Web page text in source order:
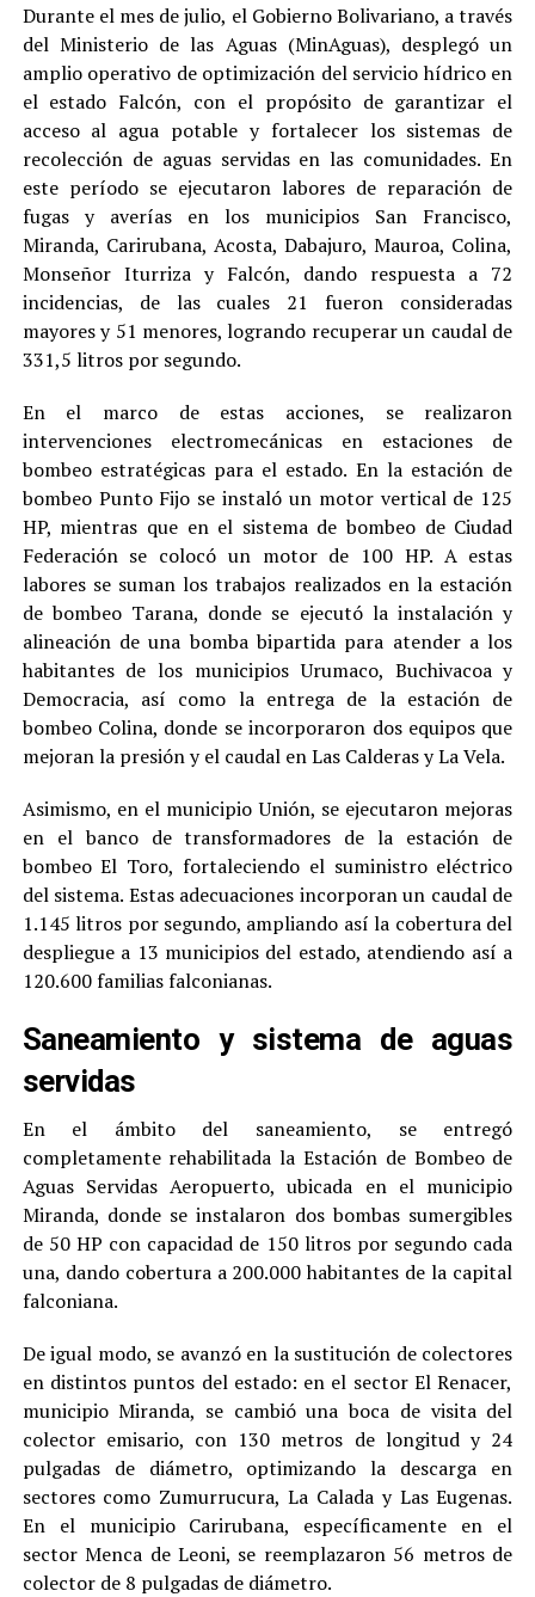
Durante el mes de julio, el Gobierno Bolivariano, a través
del Ministerio de las Aguas (MinAguas), desplegó un
amplio operativo de optimización del servicio hídrico en
el estado Falcón, con el propósito de garantizar el
acceso al agua potable y fortalecer los sistemas de
recolección de aguas servidas en las comunidades. En
este período se ejecutaron labores de reparación de
fugas y averías en los municipios San Francisco,
Miranda, Carirubana, Acosta, Dabajuro, Mauroa, Colina,
Monseñor Iturriza y Falcón, dando respuesta a 72
incidencias, de las cuales 21 fueron consideradas
mayores y 51 menores, logrando recuperar un caudal de
331,5 litros por segundo.
En el marco de estas acciones, se realizaron
intervenciones electromecánicas en estaciones de
bombeo estratégicas para el estado. En la estación de
bombeo Punto Fijo se instaló un motor vertical de 125
HP, mientras que en el sistema de bombeo de Ciudad
Federación se colocó un motor de 100 HP. A estas
labores se suman los trabajos realizados en la estación
de bombeo Tarana, donde se ejecutó la instalación y
alineación de una bomba bipartida para atender a los
habitantes de los municipios Urumaco, Buchivacoa y
Democracia, así como la entrega de la estación de
bombeo Colina, donde se incorporaron dos equipos que
mejoran la presión y el caudal en Las Calderas y La Vela.
Asimismo, en el municipio Unión, se ejecutaron mejoras
en el banco de transformadores de la estación de
bombeo El Toro, fortaleciendo el suministro eléctrico
del sistema. Estas adecuaciones incorporan un caudal de
1.145 litros por segundo, ampliando así la cobertura del
despliegue a 13 municipios del estado, atendiendo así a
120.600 familias falconianas.
Saneamiento y sistema de aguas
servidas
En el ámbito del saneamiento, se entregó
completamente rehabilitada la Estación de Bombeo de
Aguas Servidas Aeropuerto, ubicada en el municipio
Miranda, donde se instalaron dos bombas sumergibles
de 50 HP con capacidad de 150 litros por segundo cada
una, dando cobertura a 200.000 habitantes de la capital
falconiana.
De igual modo, se avanzó en la sustitución de colectores
en distintos puntos del estado: en el sector El Renacer,
municipio Miranda, se cambió una boca de visita del
colector emisario, con 130 metros de longitud y 24
pulgadas de diámetro, optimizando la descarga en
sectores como Zumurrucura, La Calada y Las Eugenas.
En el municipio Carirubana, específicamente en el
sector Menca de Leoni, se reemplazaron 56 metros de
colector de 8 pulgadas de diámetro.